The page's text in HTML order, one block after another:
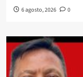
6 agosto, 2026 0